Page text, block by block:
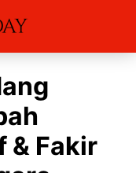
& Fakir